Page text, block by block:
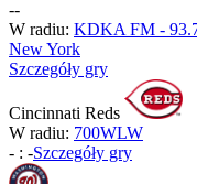
--
W radiu: KDKA FM -
New York
Szczegóły gry
Cincinnati Reds
W radiu: 700WLW
- : -Szczegóły gry